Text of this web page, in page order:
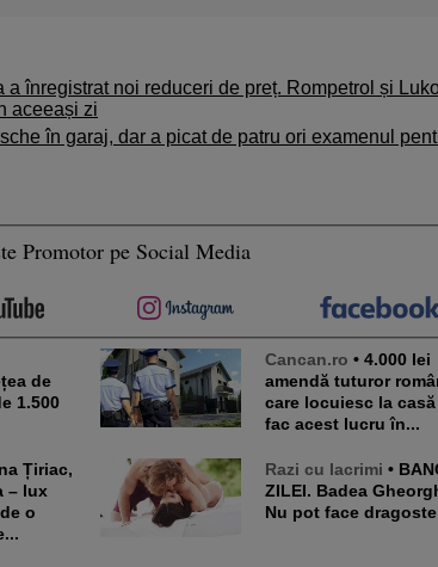
a înregistrat noi reduceri de preț. Rompetrol și
aceeași zi
în garaj, dar a picat de patru ori examenul
Promotor pe Social Media
de
1.500
Cancan.ro • 4.000 lei
amendă tuturor
care locuiesc la
fac acest lucru în...
– lux
o
Razi cu lacrimi • BANCUL
ZILEI. Badea
Nu pot face